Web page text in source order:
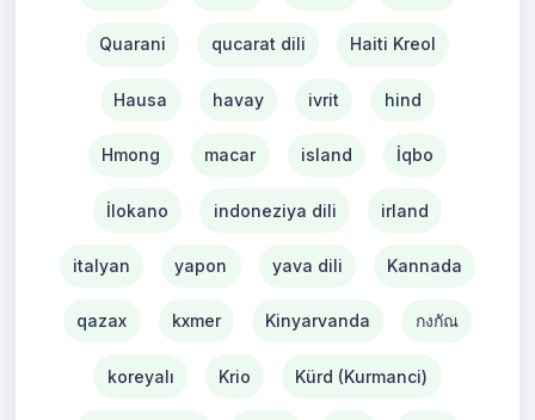
Quarani qucarat dili Haiti Kreol
Hausa havay ivrit hind
Hmong macar island İqbo
İlokano indoneziya dili irland
italyan yapon yava dili Kannada
qazax kxmer Kinyarvanda กงกัณ
koreyalı Krio Kürd (Kurmanci)